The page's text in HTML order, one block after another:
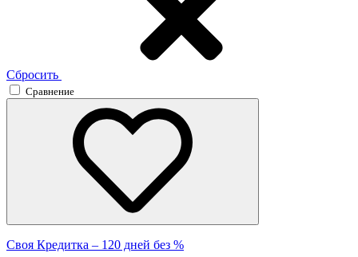
Сбросить
Сравнение
Своя Кредитка – 120 дней без %